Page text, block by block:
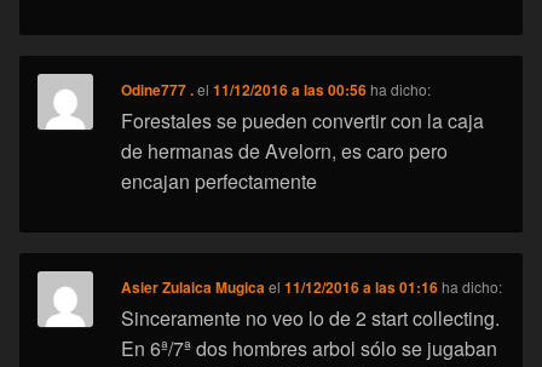
Odine777 .el11/12/2016 a las 00:56 ha dicho:
Forestales se pueden convertir con la caja
de hermanas de Avelorn, es caro pero
encajan perfectamente
Asier Zulaica Mugicael11/12/2016 a las 01:16 ha dicho:
Sinceramente no veo lo de 2 start collecting.
En 6ª/7ª dos hombres arbol sólo se jugaban